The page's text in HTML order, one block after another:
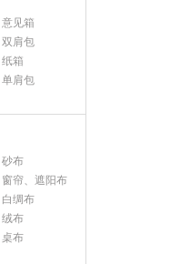
意见箱
双肩包
纸箱
单肩包
砂布
窗帘、遮阳布
白绸布
绒布
桌布